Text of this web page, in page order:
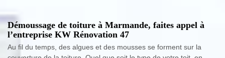
Démoussage de toiture à Marmande, faites appel à
l’entreprise KW Rénovation 47
Au fil du temps, des algues et des mousses se forment sur la